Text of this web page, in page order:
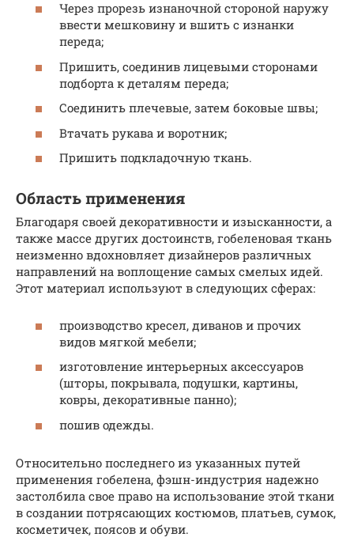
Через прорезь изнаночной стороной наружу
ввести мешковину и вшить с изнанки
переда;
Пришить, соединив лицевыми сторонами
подборта к деталям переда;
Соединить плечевые, затем боковые швы;
Втачать рукава и воротник;
Пришить подкладочную ткань.
Область применения
Благодаря своей декоративности и изысканности, а
также массе других достоинств, гобеленовая ткань
неизменно вдохновляет дизайнеров различных
направлений на воплощение самых смелых идей.
Этот материал используют в следующих сферах:
производство кресел, диванов и прочих
видов мягкой мебели;
изготовление интерьерных аксессуаров
(шторы, покрывала, подушки, картины,
ковры, декоративные панно);
пошив одежды.
Относительно последнего из указанных путей
применения гобелена, фэшн-индустрия надежно
застолбила свое право на использование этой ткани
в создании потрясающих костюмов, платьев, сумок,
косметичек, поясов и обуви.